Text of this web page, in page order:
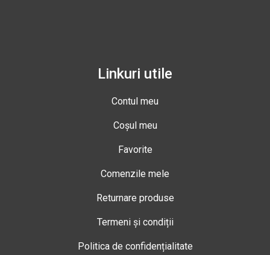
Linkuri utile
Contul meu
Coșul meu
Favorite
Comenzile mele
Returnare produse
Termeni și condiții
Politica de confidențialitate